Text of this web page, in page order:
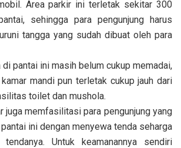
Area parkir ini terletak sekitar 300
sehingga para pengunjung harus
tangga yang sudah dibuat oleh para
pantai ini masih belum cukup memadai,
mandi pun terletak cukup jauh dari
toilet dan mushola.
juga memfasilitasi para pengunjung yang
ini dengan menyewa tenda seharga
Untuk keamanannya sendiri